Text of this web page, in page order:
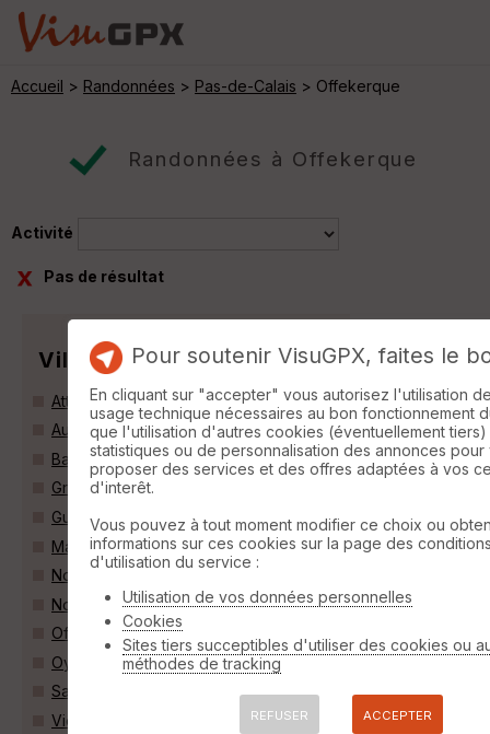
Accueil > Randonnées > Pas-de-Calais > Offekerque
Randonnées à Offekerque
Activité
Pas de résultat
Villes
Attaques (62730)
Audruicq (62370)
Balinghem (62610)
Grand-Fort-Philippe (59153)
Guemps (62370)
Marck (62730)
Nortkerque (62370)
Nouvelle-Église (62370)
Offekerque (62370)
Oye-Plage (62215)
Saint-Omer-Capelle (62162)
Vieille-Église (62162)
Pour soutenir VisuGPX, faites le
En cliquant sur "accepter" vous autorisez l'utilisation
usage technique nécessaires au bon fonctionnement
que l'utilisation d'autres cookies (éventuellement
statistiques ou de personnalisation des annonces pour
proposer des services et des offres adaptées à vos
d'interêt.
Vous pouvez à tout moment modifier ce choix ou
informations sur ces cookies sur la page des
d'utilisation du service :
Utilisation de vos données personnelles
Cookies
Sites tiers succeptibles d'utiliser des cookies ou
méthodes de tracking
REFUSER ACCEPTER